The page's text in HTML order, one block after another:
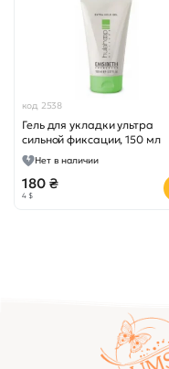
код 2538
Гель для укладки ультра
сильной фиксации, 150 мл
Нет в наличии
180 ₴
4 $